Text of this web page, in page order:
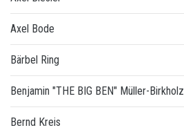
Axel Bode
Bärbel Ring
Benjamin "THE BIG BEN" Müller-Birkholz
Bernd Kreis